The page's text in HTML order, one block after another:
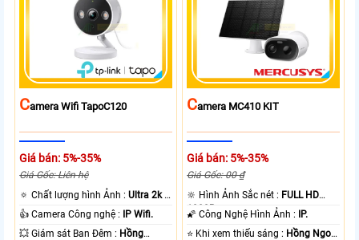
CAmera Wifi TapoC120
Giá bán: 5%-35%
Giá Gốc: Liên hệ
🔅 Chất lượng hình Ảnh :Ultra 2k +
.
👍 Camera Công nghệ :
IP Wifi.
💥 Giám sát Ban Đêm : Hồng
CAmera MC410 KIT
Giá bán: 5%-35%
Giá Gốc: 00 ₫
🔆 Hình Ảnh Sắc nét : FULL HD
1080P .
🌠 Công Nghệ Hình Ảnh :
IP.
⭐ Khi xem thiếu sáng : Hồng Ngoại